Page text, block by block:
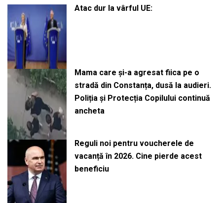
Atac dur la vârful UE:
Mama care și-a agresat fiica pe o
stradă din Constanța, dusă la audieri.
Poliția și Protecția Copilului continuă
ancheta
Reguli noi pentru voucherele de
vacanță în 2026. Cine pierde acest
beneficiu